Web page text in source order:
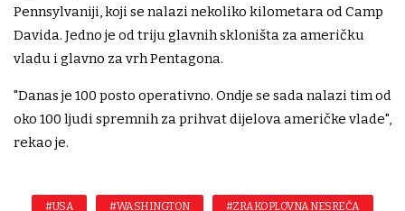
Pennsylvaniji, koji se nalazi nekoliko kilometara od Camp
Davida. Jedno je od triju glavnih skloništa za američku
vladu i glavno za vrh Pentagona.
"Danas je 100 posto operativno. Ondje se sada nalazi tim od
oko 100 ljudi spremnih za prihvat dijelova američke vlade",
rekao je.
#USA #WASHINGTON #ZRAKOPLOVNA NESREĆA